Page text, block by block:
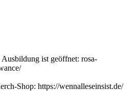
ist geöffnet: rosa-
Shop: https://wennalleseinsist.de/